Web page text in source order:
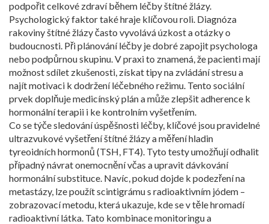
podpořit celkové zdraví během léčby štítné žlázy.
Psychologický faktor také hraje klíčovou roli. Diagnóza
rakoviny štítné žlázy často vyvolává úzkost a otázky o
budoucnosti. Při plánování léčby je dobré zapojit psychologa
nebo podpůrnou skupinu. V praxi to znamená, že pacienti mají
možnost sdílet zkušenosti, získat tipy na zvládání stresu a
najít motivaci k dodržení léčebného režimu. Tento sociální
prvek doplňuje medicínský plán a může zlepšit adherence k
hormonální terapii i ke kontrolním vyšetřením.
Co se týče sledování úspěšnosti léčby, klíčové jsou pravidelné
ultrazvukové vyšetření štítné žlázy a měření hladin
tyreoidních hormonů (TSH, FT4). Tyto testy umožňují odhalit
případný návrat onemocnění včas a upravit dávkování
hormonální substituce. Navíc, pokud dojde k podezření na
metastázy, lze použít scintigrámu s radioaktivním jódem –
zobrazovací metodu, která ukazuje, kde se v těle hromadí
radioaktivní látka. Tato kombinace monitoringu a